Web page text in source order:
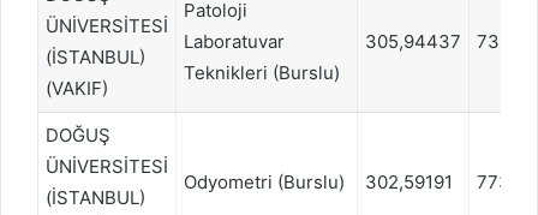
ÜNİVERSİTESİ
(İSTANBUL)
(VAKIF)
Patoloji
Laboratuvar
Teknikleri (Burslu)
305,94437
DOĞUŞ
ÜNİVERSİTESİ
(İSTANBUL)
Odyometri (Burslu) 302,59191